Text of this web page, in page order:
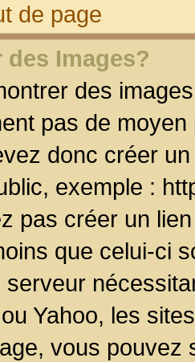
de page
Images?
des
pas de
donc créer
exemple :
pas créer un
que celui-ci
Yahoo, les
vous pouvez